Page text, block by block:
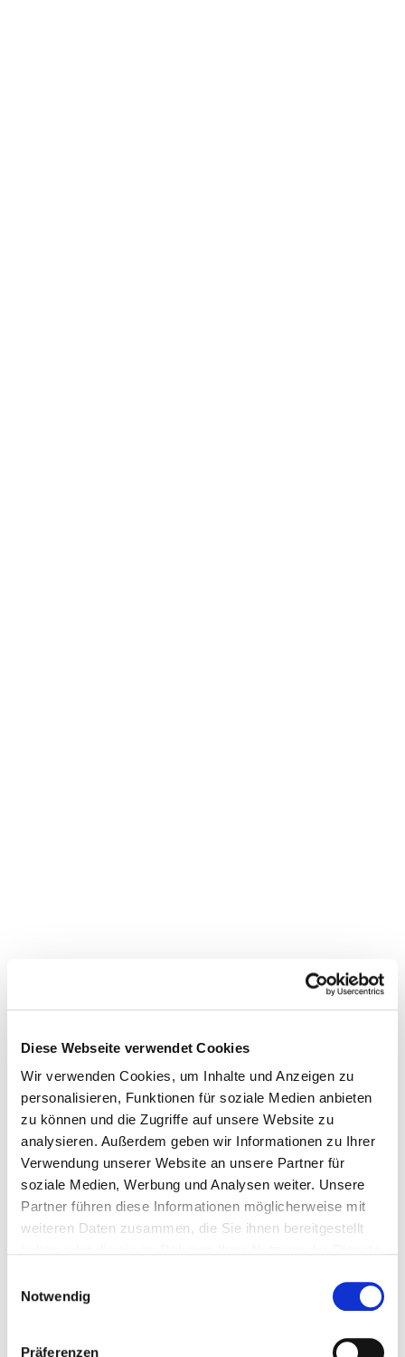
Diese Webseite verwendet Cookies
Wir verwenden Cookies, um Inhalte und Anzeigen zu
personalisieren, Funktionen für soziale Medien anbieten
zu können und die Zugriffe auf unsere Website zu
analysieren. Außerdem geben wir Informationen zu Ihrer
Verwendung unserer Website an unsere Partner für
soziale Medien, Werbung und Analysen weiter. Unsere
Partner führen diese Informationen möglicherweise mit
weiteren Daten zusammen, die Sie ihnen bereitgestellt
Notwendig
Präferenzen